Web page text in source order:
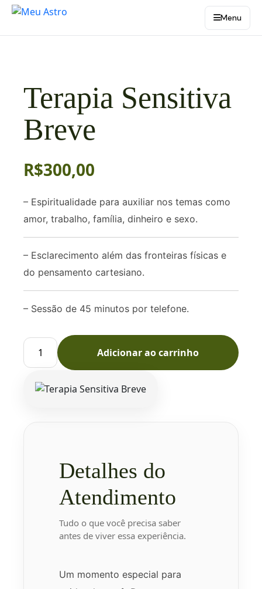
Menu
Terapia Sensitiva
Breve
R$300,00
– Espiritualidade para auxiliar nos temas como
amor, trabalho, família, dinheiro e sexo.
– Esclarecimento além das fronteiras físicas e
do pensamento cartesiano.
– Sessão de 45 minutos por telefone.
Terapia
Breve
Adicionar ao carrinho
Detalhes do
Atendimento
Tudo o que você precisa saber
antes de viver essa experiência.
Um momento especial para